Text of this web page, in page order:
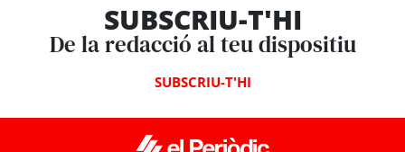
SUBSCRIU-T'HI
De la redacció al teu dispositiu
SUBSCRIU-T'HI